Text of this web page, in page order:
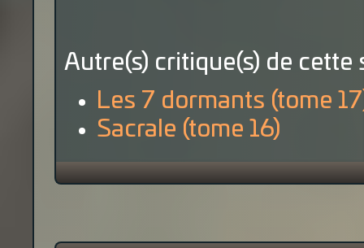
Autre(s) critique(s) de cette
Les 7 dormants (tome
Sacrale (tome 16)